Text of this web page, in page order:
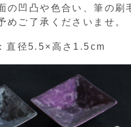
の凹凸や色合い、筆の刷
めご了承くださいませ。
直径5.5×高さ1.5cm